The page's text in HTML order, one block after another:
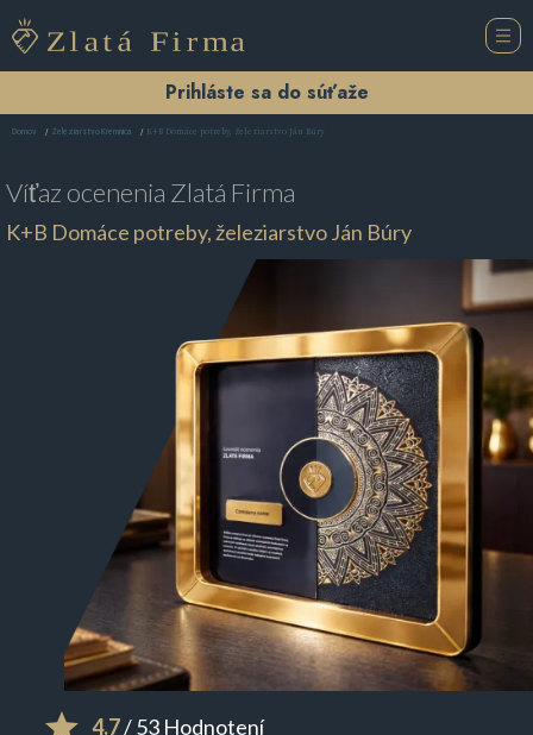
Prihláste sa do súťaže
Domov Železiarstvo Kremnica K+B Domáce potreby, železiarstvo Ján Búry
Víťaz ocenenia Zlatá Firma
K+B Domáce potreby, železiarstvo Ján Búry
4.7/ 53 Hodnotení